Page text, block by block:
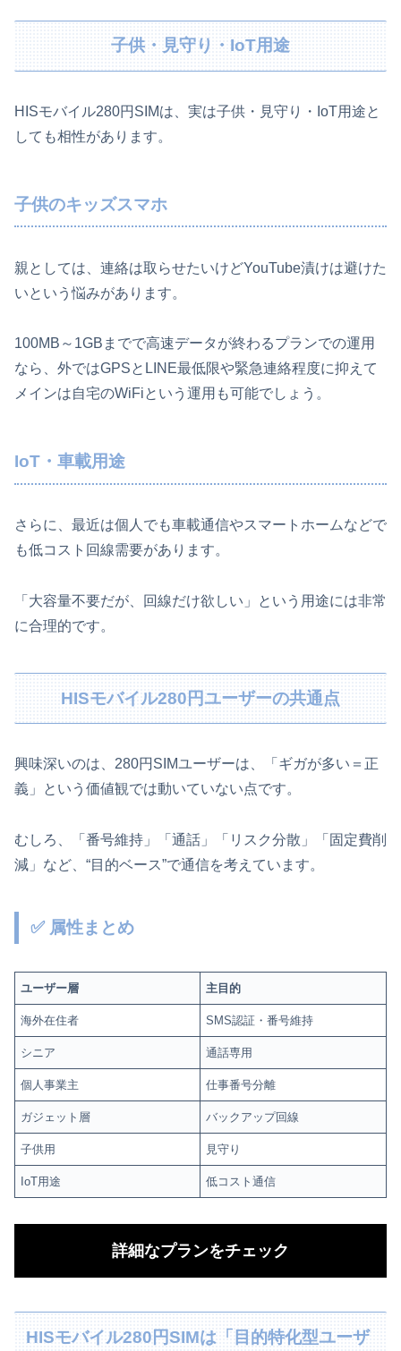
子供・見守り・IoT用途
HISモバイル280円SIMは、実は子供・見守り・IoT用途と
しても相性があります。
子供のキッズスマホ
親としては、連絡は取らせたいけどYouTube漬けは避けた
いという悩みがあります。
100MB～1GBまでで高速データが終わるプランでの運用
なら、外ではGPSとLINE最低限や緊急連絡程度に抑えて
メインは自宅のWiFiという運用も可能でしょう。
IoT・車載用途
さらに、最近は個人でも車載通信やスマートホームなどで
も低コスト回線需要があります。
「大容量不要だが、回線だけ欲しい」という用途には非常
に合理的です。
HISモバイル280円ユーザーの共通点
興味深いのは、280円SIMユーザーは、「ギガが多い＝正
義」という価値観では動いていない点です。
むしろ、「番号維持」「通話」「リスク分散」「固定費削
減」など、“目的ベース”で通信を考えています。
✅ 属性まとめ
ユーザー層 主目的
海外在住者 SMS認証・番号維持
シニア 通話専用
個人事業主 仕事番号分離
ガジェット層 バックアップ回線
子供用 見守り
IoT用途 低コスト通信
詳細なプランをチェック
HISモバイル280円SIMは「目的特化型ユーザ